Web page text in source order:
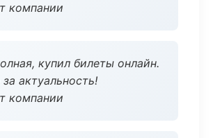
компании
купил билеты онлайн.
актуальность!
компании